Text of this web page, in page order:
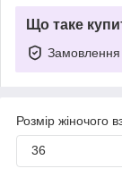
Що таке
Замовлення
Розмір жіночого
36